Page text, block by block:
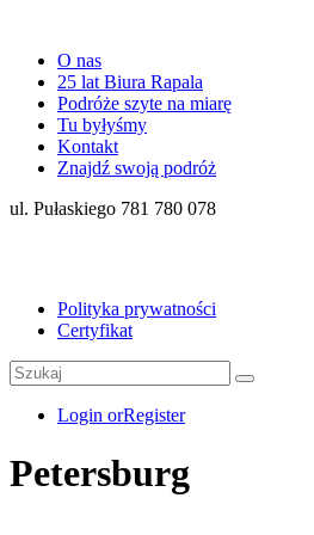
O nas
25 lat Biura Rapala
Podróże szyte na miarę
Tu byłyśmy
Kontakt
Znajdź swoją podróż
ul. Pułaskiego 781 780 078
Polityka prywatności
Certyfikat
Login orRegister
Petersburg